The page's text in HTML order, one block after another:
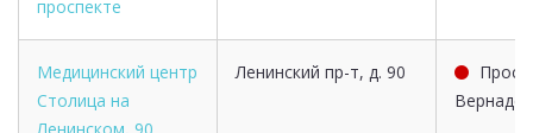
проспекте
Медицинский центр
Столица на
Ленинский пр-т, д. 90